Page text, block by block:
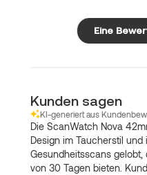
Eine
Kunden sagen
KI-generiert aus
Die ScanWatch Nova
Design im Taucherstil
Gesundheitsscans
von 30 Tagen bieten.